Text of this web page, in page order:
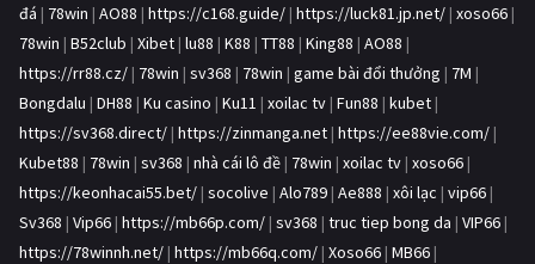
đá | 78win | AO88 | https://c168.guide/ | https://luck81.jp.net/ | xoso66 |
78win | B52club | Xibet | lu88 | K88 | TT88 | King88 | AO88 |
https://rr88.cz/ | 78win | sv368 | 78win | game bài đổi thưởng | 7M |
Bongdalu | DH88 | Ku casino | Ku11 | xoilac tv | Fun88 | kubet |
https://sv368.direct/ | https://zinmanga.net | https://ee88vie.com/ |
Kubet88 | 78win | sv368 | nhà cái lô đề | 78win | xoilac tv | xoso66 |
https://keonhacai55.bet/ | socolive | Alo789 | Ae888 | xôi lạc | vip66 |
Sv368 | Vip66 | https://mb66p.com/ | sv368 | truc tiep bong da | VIP66 |
https://78winnh.net/ | https://mb66q.com/ | Xoso66 | MB66 |